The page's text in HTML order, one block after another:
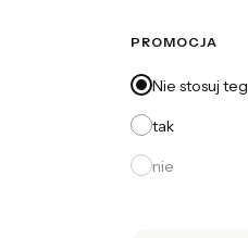
PROMOCJA
Nie stosuj
tak
nie